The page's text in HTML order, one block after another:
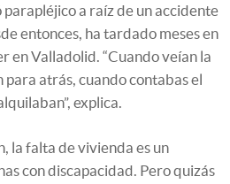
parapléjico a raíz de un accidente
entonces, ha tardado meses en
en Valladolid. “Cuando veían la
para atrás, cuando contabas el
explica.
la falta de vivienda es un
con discapacidad. Pero quizás